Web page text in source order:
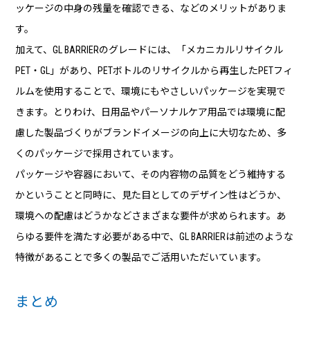
ッケージの中身の残量を確認できる、などのメリットがありま
す。
加えて、GL BARRIERのグレードには、「メカニカルリサイクル
PET・GL」があり、PETボトルのリサイクルから再生したPETフィ
ルムを使用することで、環境にもやさしいパッケージを実現で
きます。とりわけ、日用品やパーソナルケア用品では環境に配
慮した製品づくりがブランドイメージの向上に大切なため、多
くのパッケージで採用されています。
パッケージや容器において、その内容物の品質をどう維持する
かということと同時に、見た目としてのデザイン性はどうか、
環境への配慮はどうかなどさまざまな要件が求められます。あ
らゆる要件を満たす必要がある中で、GL BARRIERは前述のような
特徴があることで多くの製品でご活用いただいています。
まとめ